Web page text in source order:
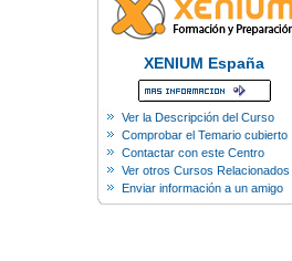
XENIUM España
Ver la Descripción del Curso
Comprobar el Temario cubierto
Contactar con este Centro
Ver otros Cursos Relacionados
Enviar información a un amigo